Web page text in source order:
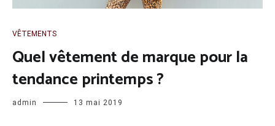
VÊTEMENTS
Quel vêtement de marque pour la
tendance printemps ?
admin 13 mai 2019